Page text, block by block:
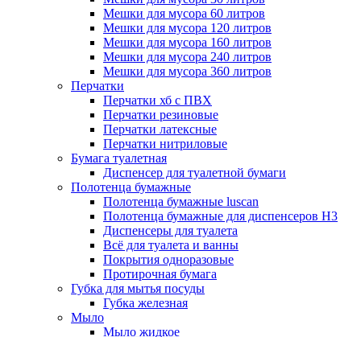
Мешки для мусора 60 литров
Мешки для мусора 120 литров
Мешки для мусора 160 литров
Мешки для мусора 240 литров
Мешки для мусора 360 литров
Перчатки
Перчатки хб с ПВХ
Перчатки резиновые
Перчатки латексные
Перчатки нитриловые
Бумага туалетная
Диспенсер для туалетной бумаги
Полотенца бумажные
Полотенца бумажные luscan
Полотенца бумажные для диспенсеров H3
Диспенсеры для туалета
Всё для туалета и ванны
Покрытия одноразовые
Протирочная бумага
Губка для мытья посуды
Губка железная
Мыло
Мыло жидкое